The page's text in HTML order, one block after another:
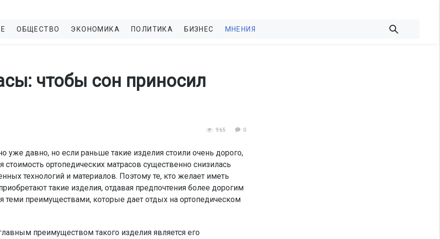
ОБЩЕСТВО ЭКОНОМИКА ПОЛИТИКА БИЗНЕС МНЕНИЯ
чтобы сон приносил
965 0
уже давно, но если раньше такие изделия стоили очень дорого,
ортопедических матрасов существенно снизилась
технологий и материалов. Поэтому те, кто желает иметь
такие изделия, отдавая предпочтения более дорогим
теми преимуществами, которые дает отдых на ортопедическом
преимуществом такого изделия является его